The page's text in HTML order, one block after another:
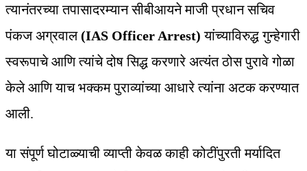
त्यानंतरच्या तपासादरम्यान सीबीआयने माजी प्रधान सचिव
पंकज अग्रवाल(IAS Officer Arrest)यांच्याविरुद्ध गुन्हेगारी
स्वरूपाचे आणि त्यांचे दोष सिद्ध करणारे अत्यंत ठोस पुरावे गोळा
केले आणि याच भक्कम पुराव्यांच्या आधारे त्यांना अटक करण्यात
आली.
या संपूर्ण घोटाळ्याची व्याप्ती केवळ काही कोटींपुरती मर्यादित